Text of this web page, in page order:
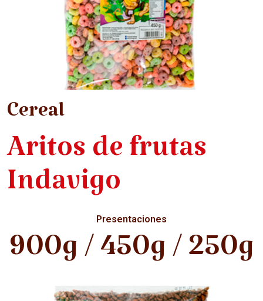
Cereal
Aritos de frutas
Indavigo
Presentaciones
900g / 450g / 250g